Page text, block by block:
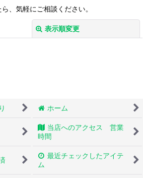
、気軽にご相談ください。
表示順変更
絞り込む ホーム
当店へのアクセス 営業
時間
最近チェックしたアイテ
ム